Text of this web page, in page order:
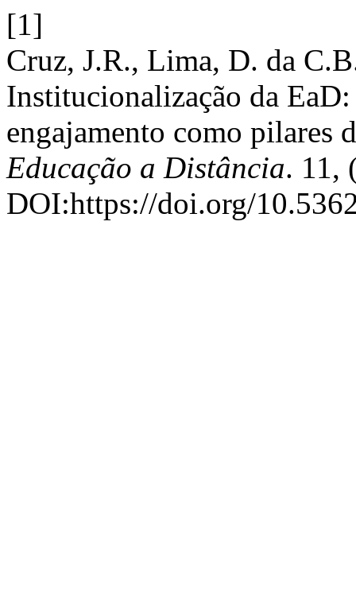
[1]
Cruz, J.R., Lima, D. da
Institucionalização da
engajamento como pilares
Educação a Distância. 11,
DOI:https://doi.org/